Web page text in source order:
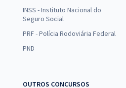
INSS - Instituto Nacional do
Seguro Social
PRF - Polícia Rodoviária Federal
PND
OUTROS CONCURSOS